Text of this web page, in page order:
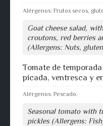
Alérgenos: Frutos secos,
Goat cheese salad,
croutons, red berries
(Allergens: Nuts,
Tomate de
picada, ventresca y
Alérgenos: Pescado.
Seasonal tomato with
pickles (Allergens: